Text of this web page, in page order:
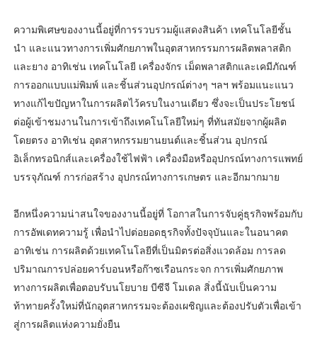
ความพิเศษของงานนี้อยู่ที่การรวบรวมผู้แสดงสินค้า เทคโนโลยีชั้น
นำ และแนวทางการเพิ่มศักยภาพในอุตสาหกรรมการผลิตพลาสติก
และยาง อาทิเช่น เทคโนโลยี เครื่องจักร เม็ดพลาสติกและเคมีภัณฑ์
การออกแบบแม่พิมพ์ และชิ้นส่วนอุปกรณ์ต่างๆ ฯลฯ พร้อมแนะแนว
ทางแก้ไขปัญหาในการผลิตไว้ครบในงานเดียว ซึ่งจะเป็นประโยชน์
ต่อผู้เข้าชมงานในการเข้าถึงเทคโนโลยีใหม่ๆ ที่ทันสมัยจากผู้ผลิต
โดยตรง อาทิเช่น อุตสาหกรรมยานยนต์และชิ้นส่วน อุปกรณ์
อิเล็กทรอนิกส์และเครื่องใช้ไฟฟ้า เครื่องมือหรืออุปกรณ์ทางการแพทย์
บรรจุภัณฑ์ การก่อสร้าง อุปกรณ์ทางการเกษตร และอีกมากมาย
อีกหนึ่งความน่าสนใจของงานนี้อยู่ที่ โอกาสในการจับคู่ธุรกิจพร้อมกับ
การอัพเดทความรู้ เพื่อนำไปต่อยอดธุรกิจทั้งปัจจุบันและในอนาคต
อาทิเช่น การผลิตด้วยเทคโนโลยีที่เป็นมิตรต่อสิ่งแวดล้อม การลด
ปริมาณการปล่อยคาร์บอนหรือก๊าซเรือนกระจก การเพิ่มศักยภาพ
ทางการผลิตเพื่อตอบรับนโยบาย บีซีจี โมเดล สิ่งนี้นับเป็นความ
ท้าทายครั้งใหม่ที่นักอุตสาหกรรมจะต้องเผชิญและต้องปรับตัวเพื่อเข้า
สู่การผลิตแห่งความยั่งยืน